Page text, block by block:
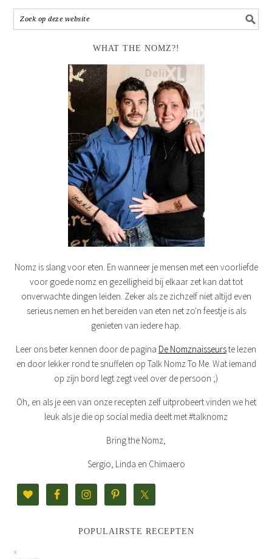
WHAT THE NOMZ?!
Nomz is slang voor eten. En wanneer je mensen met een voorliefde
voor goede nomz en gezelligheid bij elkaar zet kan dat tot
onverwachte dingen leiden. Zeker als ze zichzelf niet altijd even
serieus nemen en het bereiden van eten net zo'n feestje is als
genieten van iedere hap.
Leer ons beter kennen door de pagina De Nomznaisseurste lezen
en door lekker rond te snuffelen op Talk Nomz To Me. Wat iemand
op zijn bord legt zegt veel over de persoon ;)
Oh, en als je een van onze recepten zelf uitprobeert vinden we het
leuk als je die op social media deelt met #talknomz
Bring the Nomz,
Sergio, Linda en Chimaero
POPULAIRSTE RECEPTEN